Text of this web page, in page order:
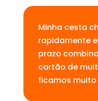
Minha cesta
rapidamente
prazo
cartão de
ficamos